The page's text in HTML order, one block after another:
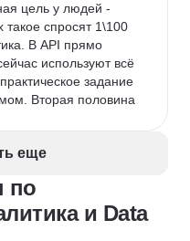
цель у людей -
такое спросят 1\100
В API прямо
используют всё
задание
Вторая половина
ещё разные
нужна мотивация
анализа и у вас
еще
по
и Data